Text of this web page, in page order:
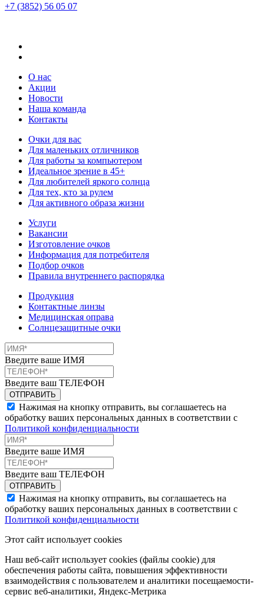
+7 (3852) 56 05 07
О нас
Акции
Новости
Наша команда
Контакты
Очки для вас
Для маленьких отличников
Для работы за компьютером
Идеальное зрение в 45+
Для любителей яркого солнца
Для тех, кто за рулем
Для активного образа жизни
Услуги
Вакансии
Изготовление очков
Информация для потребителя
Подбор очков
Правила внутреннего распорядка
Продукция
Контактные линзы
Медицинская оправа
Солнцезащитные очки
Введите ваше ИМЯ
Введите ваш ТЕЛЕФОН
Нажимая на кнопку отправить, вы соглашаетесь на
обработку ваших персональных данных в соответствии с
Политикой конфиденциальности
Введите ваше ИМЯ
Введите ваш ТЕЛЕФОН
Нажимая на кнопку отправить, вы соглашаетесь на
обработку ваших персональных данных в соответствии с
Политикой конфиденциальности
Этот сайт использует cookies
Наш веб-сайт использует cookies (файлы cookie) для
обеспечения работы сайта, повышения эффективности
взаимодействия с пользователем и аналитики посещаемости-
сервис веб-аналитики, Яндекс-Метрика